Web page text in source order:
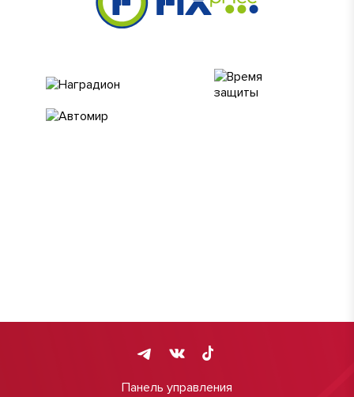
Панель управления